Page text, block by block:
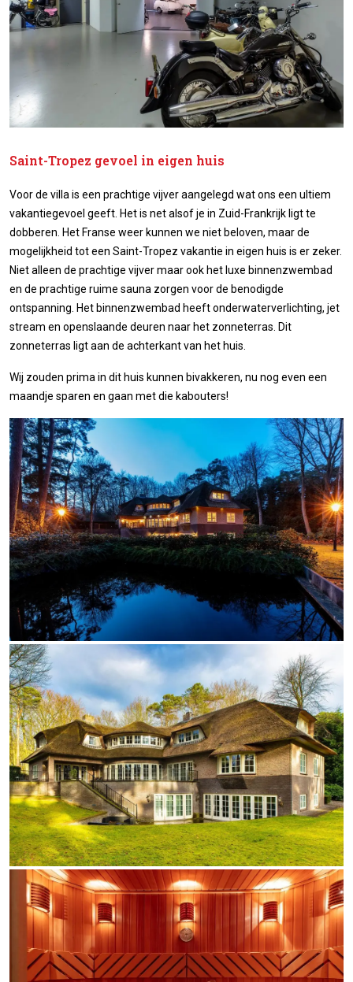
Saint-Tropez gevoel in eigen huis
Voor de villa is een prachtige vijver aangelegd wat ons een ultiem
vakantiegevoel geeft. Het is net alsof je in Zuid-Frankrijk ligt te
dobberen. Het Franse weer kunnen we niet beloven, maar de
mogelijkheid tot een Saint-Tropez vakantie in eigen huis is er zeker.
Niet alleen de prachtige vijver maar ook het luxe binnenzwembad
en de prachtige ruime sauna zorgen voor de benodigde
ontspanning. Het binnenzwembad heeft onderwaterverlichting, jet
stream en openslaande deuren naar het zonneterras. Dit
zonneterras ligt aan de achterkant van het huis.
Wij zouden prima in dit huis kunnen bivakkeren, nu nog even een
maandje sparen en gaan met die kabouters!